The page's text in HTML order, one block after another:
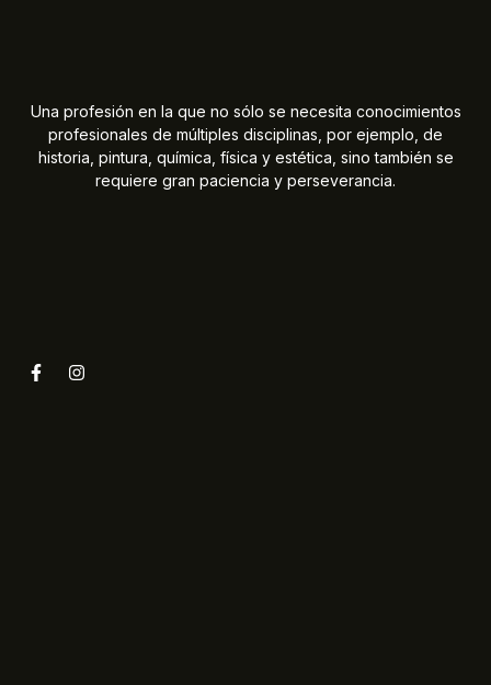
Una profesión en la que no sólo se necesita conocimientos
profesionales de múltiples disciplinas, por ejemplo, de
historia, pintura, química, física y estética, sino también se
requiere gran paciencia y perseverancia.